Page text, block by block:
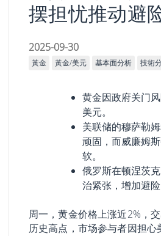
摆担忧推动避
2025-09-30
黃金 黃金/美元 基本面分析 技術
黄金因政府关门
美元。
美联储的穆萨勒
顽固，而威廉姆
软。
俄罗斯在顿涅茨
治紧张，增加避险
周一，黄金价格上涨近2%，
历史高点，市场参与者因担心